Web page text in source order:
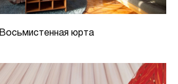
Восьмистенная юрта